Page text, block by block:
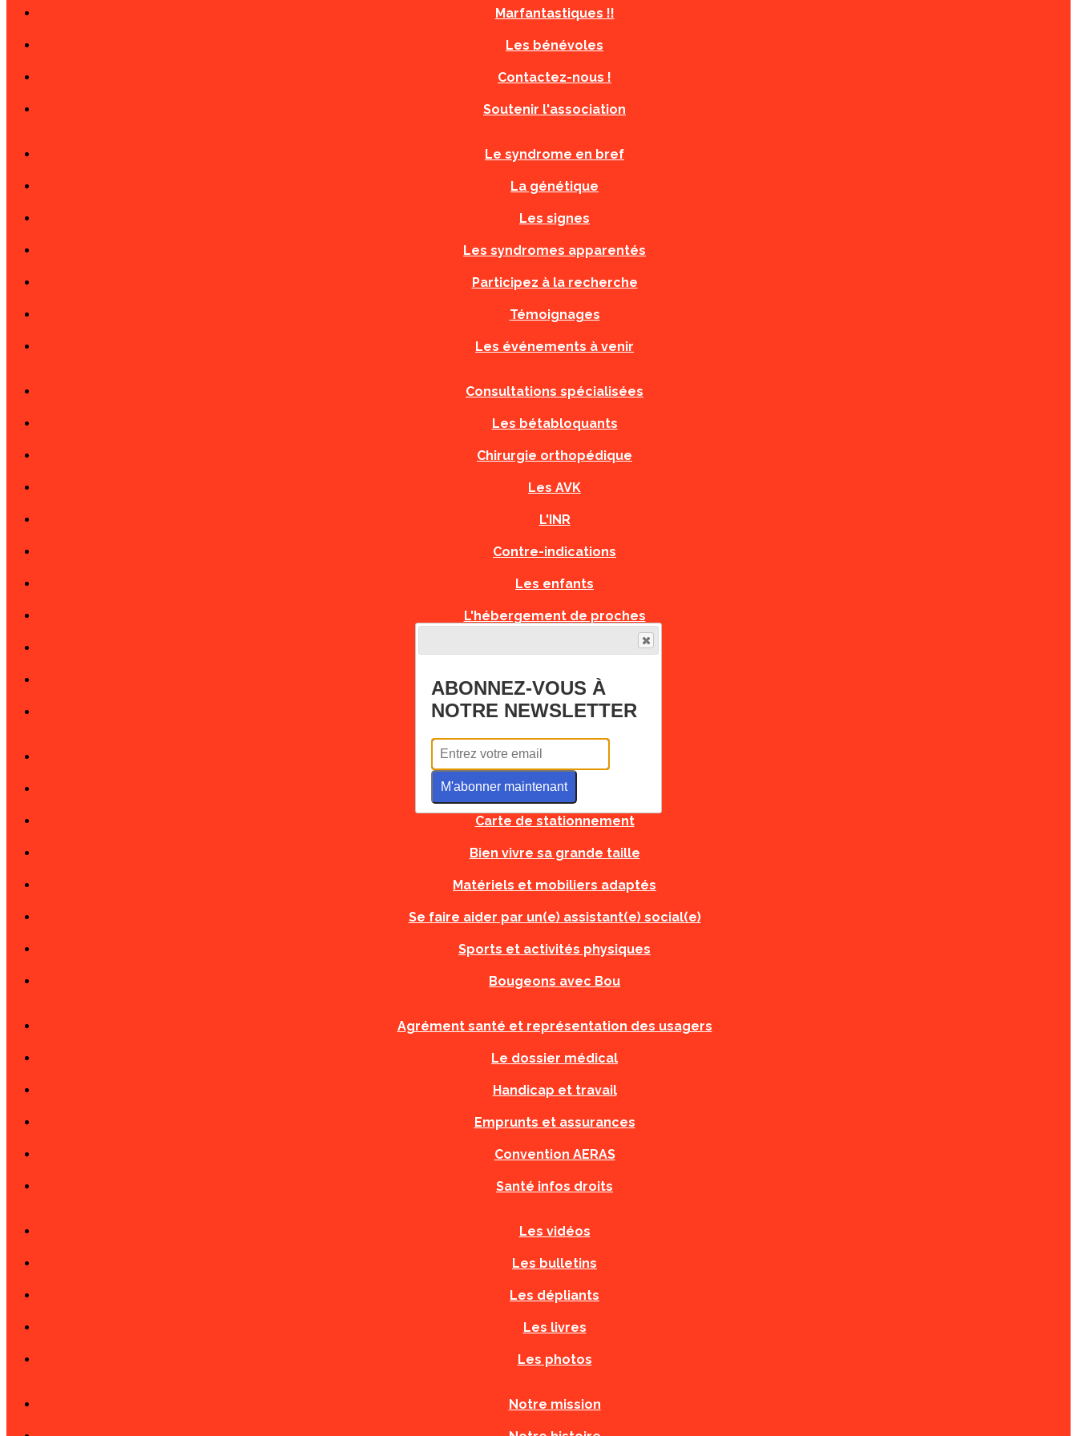
Marfantastiques !!
Les bénévoles
Contactez-nous !
Soutenir l'association
Le syndrome en bref
La génétique
Les signes
Les syndromes apparentés
Participez à la recherche
Témoignages
Les événements à venir
Consultations spécialisées
Les bétabloquants
Chirurgie orthopédique
Les AVK
L'INR
Contre-indications
Les enfants
L'hébergement de proches
Recommandations Grossesse
Fiches Urgences Orphanet
Tous à l'école
Carte d'urgence
Carte de stationnement
Bien vivre sa grande taille
Matériels et mobiliers adaptés
Se faire aider par un(e) assistant(e) social(e)
Sports et activités physiques
Bougeons avec Bou
Agrément santé et représentation des usagers
Le dossier médical
Handicap et travail
Emprunts et assurances
Convention AERAS
Santé infos droits
Les vidéos
Les bulletins
Les dépliants
Les livres
Les photos
Notre mission
ABONNEZ-VOUS À
NOTRE NEWSLETTER
M'abonner maintenant